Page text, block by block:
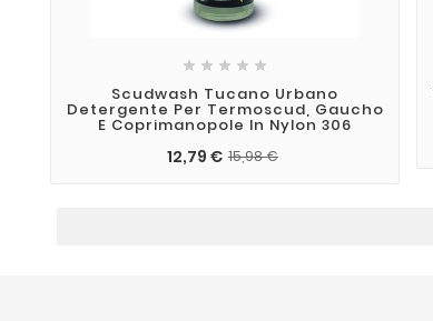
    
Scudwash Tucano Urbano
Detergente Per Termoscud, Gaucho
E Coprimanopole In Nylon 306
12,79 € 15,98 €